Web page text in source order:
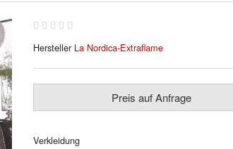
Hersteller La Nordica-Extraflame
Preis auf Anfrage
Verkleidung